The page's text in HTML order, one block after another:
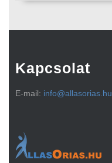
Kapcsolat
E-mail: info@allasorias.hu